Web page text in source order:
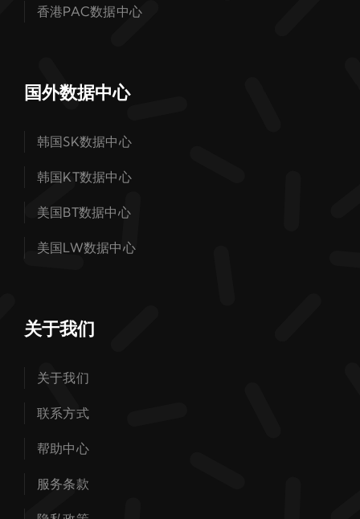
香港PAC数据中心
国外数据中心
韩国SK数据中心
韩国KT数据中心
美国BT数据中心
美国LW数据中心
关于我们
关于我们
联系方式
帮助中心
服务条款